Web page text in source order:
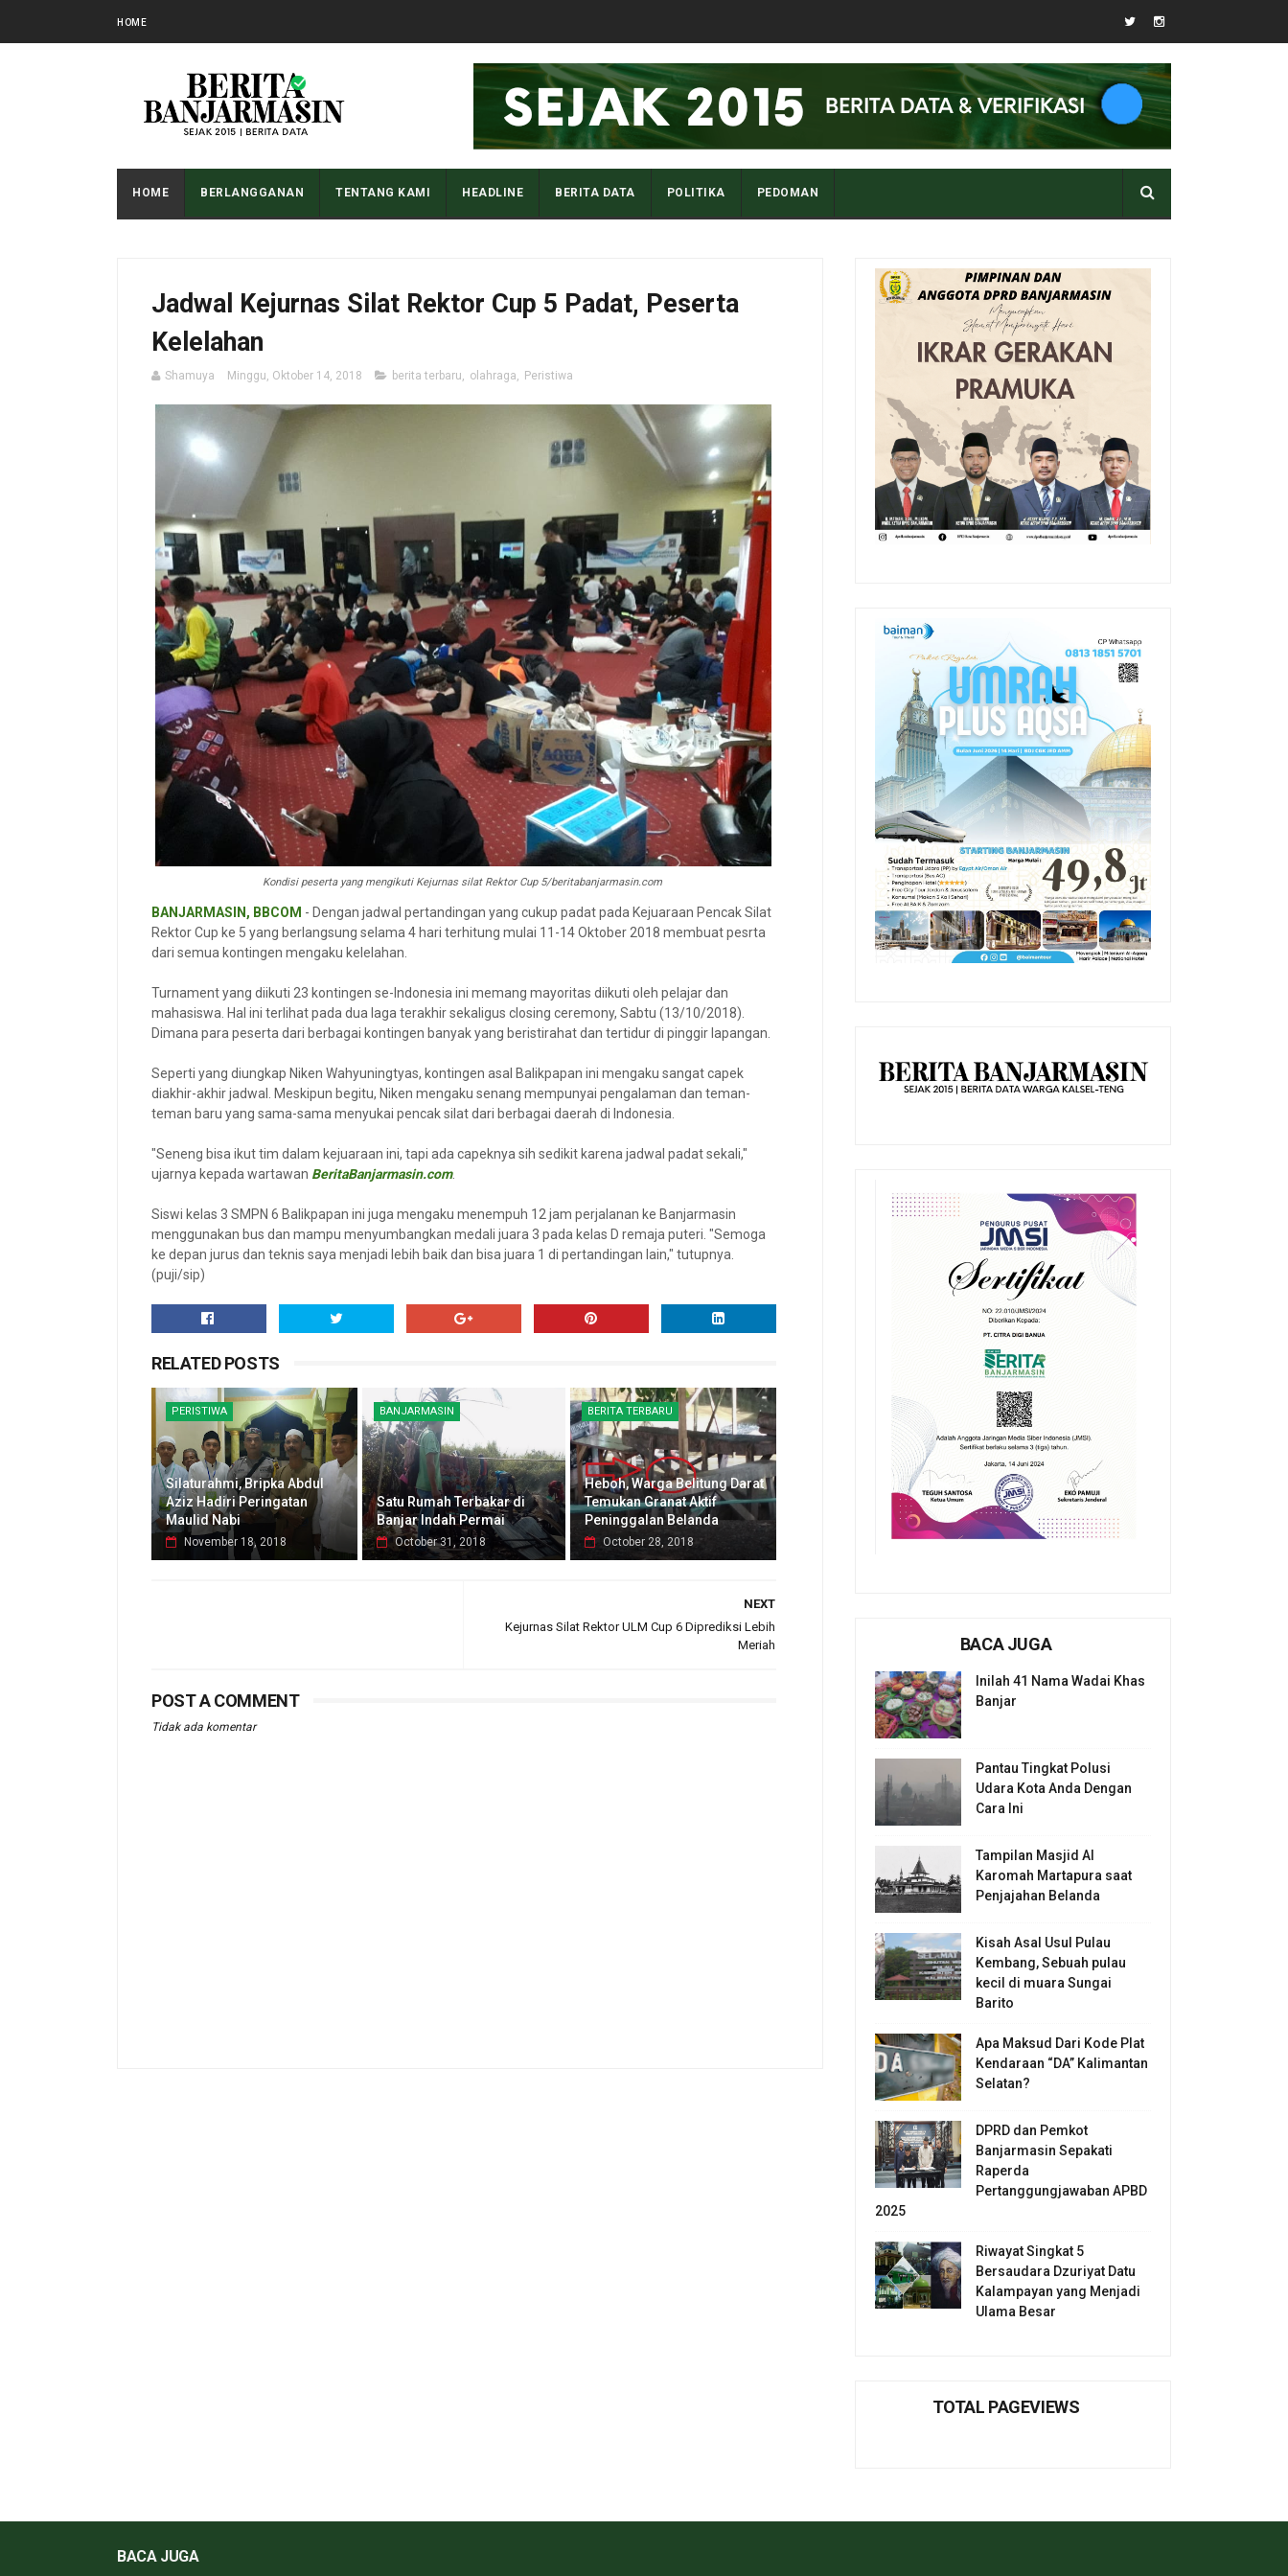
HOME
HOME BERLANGGANAN TENTANG KAMI HEADLINE BERITA DATA POLITIKA PEDOMAN
Jadwal Kejurnas Silat Rektor Cup 5 Padat, Peserta
Kelelahan
Shamuya Minggu, Oktober 14, 2018 berita terbaru, olahraga, Peristiwa
Kondisi peserta yang mengikuti Kejurnas silat Rektor Cup 5/beritabanjarmasin.com
BANJARMASIN, BBCOM - Dengan jadwal pertandingan yang cukup padat pada Kejuaraan Pencak Silat
Rektor Cup ke 5 yang berlangsung selama 4 hari terhitung mulai 11-14 Oktober 2018 membuat pesrta
dari semua kontingen mengaku kelelahan.
Turnament yang diikuti 23 kontingen se-Indonesia ini memang mayoritas diikuti oleh pelajar dan
mahasiswa. Hal ini terlihat pada dua laga terakhir sekaligus closing ceremony, Sabtu (13/10/2018).
Dimana para peserta dari berbagai kontingen banyak yang beristirahat dan tertidur di pinggir lapangan.
Seperti yang diungkap Niken Wahyuningtyas, kontingen asal Balikpapan ini mengaku sangat capek
diakhir-akhir jadwal. Meskipun begitu, Niken mengaku senang mempunyai pengalaman dan teman-
teman baru yang sama-sama menyukai pencak silat dari berbagai daerah di Indonesia.
"Seneng bisa ikut tim dalam kejuaraan ini, tapi ada capeknya sih sedikit karena jadwal padat sekali,"
ujarnya kepada wartawan BeritaBanjarmasin.com.
Siswi kelas 3 SMPN 6 Balikpapan ini juga mengaku menempuh 12 jam perjalanan ke Banjarmasin
menggunakan bus dan mampu menyumbangkan medali juara 3 pada kelas D remaja puteri. "Semoga
ke depan jurus dan teknis saya menjadi lebih baik dan bisa juara 1 di pertandingan lain," tutupnya.
(puji/sip)
RELATED POSTS
PERISTIWA
Silaturahmi, Bripka Abdul
Aziz Hadiri Peringatan
Maulid Nabi
November 18, 2018
BANJARMASIN
Satu Rumah Terbakar di
Banjar Indah Permai
October 31, 2018
BERITA TERBARU
Heboh, Warga Belitung Darat
Temukan Granat Aktif
Peninggalan Belanda
October 28, 2018
NEXT
Kejurnas Silat Rektor ULM Cup 6 Diprediksi Lebih
Meriah
POST A COMMENT
Tidak ada komentar
BACA JUGA
Inilah 41 Nama Wadai Khas
Banjar
Pantau Tingkat Polusi
Udara Kota Anda Dengan
Cara Ini
Tampilan Masjid Al
Karomah Martapura saat
Penjajahan Belanda
Kisah Asal Usul Pulau
Kembang, Sebuah pulau
kecil di muara Sungai
Barito
Apa Maksud Dari Kode Plat
Kendaraan “DA” Kalimantan
Selatan?
DPRD dan Pemkot
Banjarmasin Sepakati
Raperda
Pertanggungjawaban APBD
2025
Riwayat Singkat 5
Bersaudara Dzuriyat Datu
Kalampayan yang Menjadi
Ulama Besar
TOTAL PAGEVIEWS
BACA JUGA